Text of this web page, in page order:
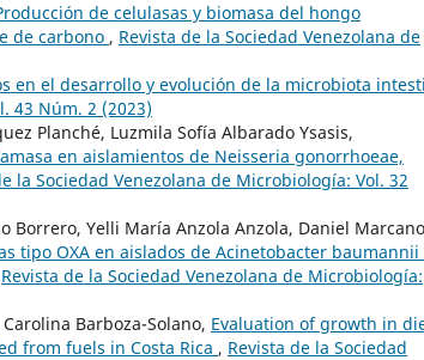
de celulasas y biomasa del hongo
de carbono , Revista de la Sociedad Venezolana de
en el desarrollo y evolución de la microbiota
43 Núm. 2 (2023)
Planché, Luzmila Sofía Albarado Ysasis,
en aislamientos de Neisseria gonorrhoeae,
la Sociedad Venezolana de Microbiología: Vol. 32
Borrero, Yelli María Anzola Anzola, Daniel Marcano
tipo OXA en aislados de Acinetobacter baumannii
Revista de la Sociedad Venezolana de Microbiología:
Barboza-Solano, Evaluation of growth in
from fuels in Costa Rica , Revista de la Sociedad